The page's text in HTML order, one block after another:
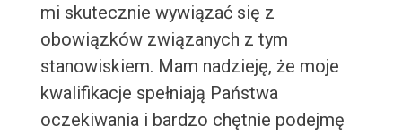
mi skutecznie wywiązać się z
obowiązków związanych z tym
stanowiskiem. Mam nadzieję, że moje
kwalifikacje spełniają Państwa
oczekiwania i bardzo chętnie podejmę